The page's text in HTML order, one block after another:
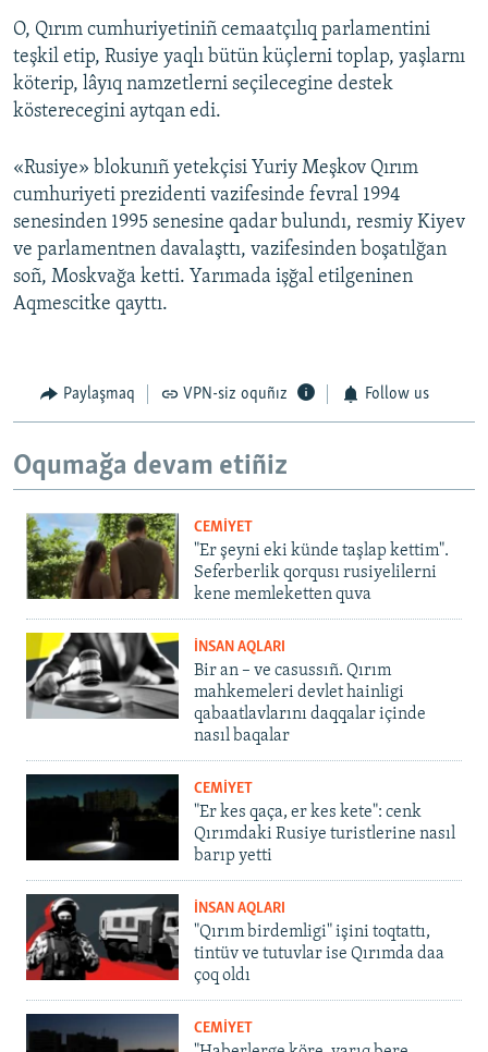
O, Qırım cumhuriyetiniñ cemaatçılıq parlamentini
teşkil etip, Rusiye yaqlı bütün küçlerni toplap, yaşlarnı
köterip, lâyıq namzetlerni seçilecegine destek
kösterecegini aytqan edi.
«Rusiye» blokunıñ yetekçisi Yuriy Meşkov Qırım
cumhuriyeti prezidenti vazifesinde fevral 1994
senesinden 1995 senesine qadar bulundı, resmiy Kiyev
ve parlamentnen davalaşttı, vazifesinden boşatılğan
soñ, Moskvağa ketti. Yarımada işğal etilgeninen
Aqmescitke qayttı.
Paylaşmaq VPN-siz oquñız Follow us
Oqumağa devam etiñiz
CEMİYET
"Er şeyni eki künde taşlap kettim".
Seferberlik qorqusı rusiyelilerni
kene memleketten quva
İNSAN AQLARI
Bir an – ve casussıñ. Qırım
mahkemeleri devlet hainligi
qabaatlavlarını daqqalar içinde
nasıl baqalar
CEMİYET
"Er kes qaça, er kes kete": cenk
Qırımdaki Rusiye turistlerine nasıl
barıp yetti
İNSAN AQLARI
"Qırım birdemligi" işini toqtattı,
tintüv ve tutuvlar ise Qırımda daa
çoq oldı
CEMİYET